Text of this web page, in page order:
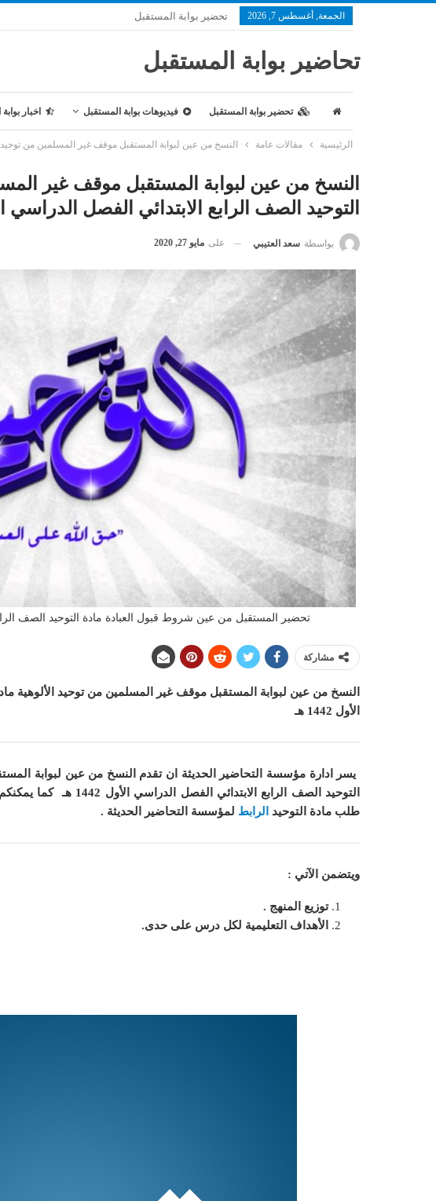
الجمعة, أغسطس 7, 2026 تحضير بوابة المستقبل
تحاضير بوابة المستقبل
تحضير بوابة المستقبل فيديوهات بوابة المستقبل اخبار
الرئيسية مقالات عامة النسخ من عين لبوابة المستقبل موقف غير المسلمين من توحيد
النسخ من عين لبوابة المستقبل موقف غير
التوحيد الصف الرابع الابتدائي الفصل الدراسي الأول
بواسطة سعد العتيبي على مايو 27, 2020
تحضير المستقبل من عين شروط قبول العبادة مادة التوحيد الصف الرابع
مشاركة
النسخ من عين لبوابة المستقبل موقف غير المسلمين من توحيد الألوهية
الأول 1442 هـ
يسر ادارة مؤسسة التحاضير الحديثة ان تقدم النسخ من عين لبوابة
التوحيد الصف الرابع الابتدائي الفصل الدراسي الأول 1442 هـ
كما
طلب مادة التوحيد
الرابط لمؤسسة التحاضير الحديثة .
ويتضمن الآتي :
توزيع المنهج .
الأهداف التعليمية لكل درس على حدى.